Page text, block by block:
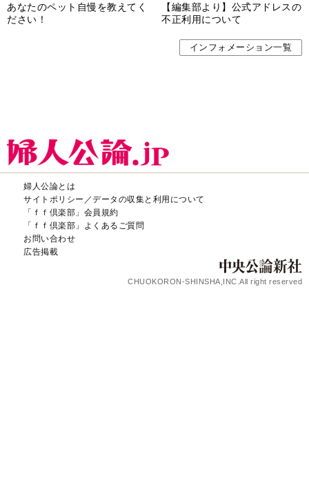
あなたのペット自慢を教えてく
ださい！
【編集部より】公式アドレスの
不正利用について
インフォメーション一覧
婦人公論とは
サイトポリシー／データの収集と利用について
「ｆｆ倶楽部」会員規約
「ｆｆ倶楽部」よくあるご質問
お問い合わせ
広告掲載
CHUOKORON-SHINSHA,INC.All right reserved